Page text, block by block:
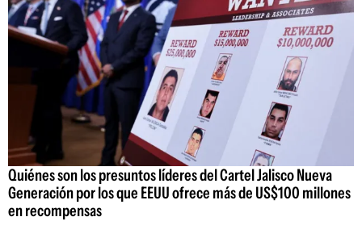
Quiénes son los presuntos líderes del Cartel Jalisco Nueva
Generación por los que EEUU ofrece más de US$100 millones
en recompensas